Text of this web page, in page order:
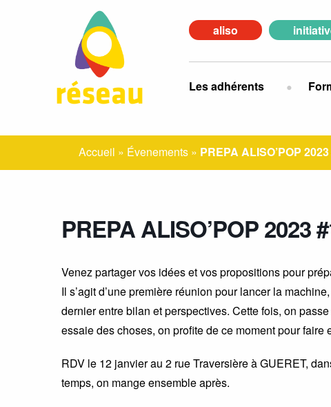
aliso
Les adhérents
Accueil » Évenements » PREPA ALISO’POP 2023
PREPA ALISO’POP 2023
Venez partager vos idées et vos propositions pour
Il s’agit d’une première réunion pour lancer la
dernier entre bilan et perspectives. Cette fois, on
essaie des choses, on profite de ce moment pour faire
RDV le 12 janvier au 2 rue Traversière à GUERET,
temps, on mange ensemble après.